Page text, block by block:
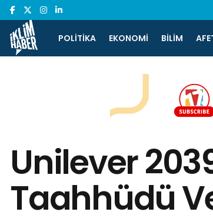
POLITIKA EKONOMI BILIM
Unilever
Taahhüdü